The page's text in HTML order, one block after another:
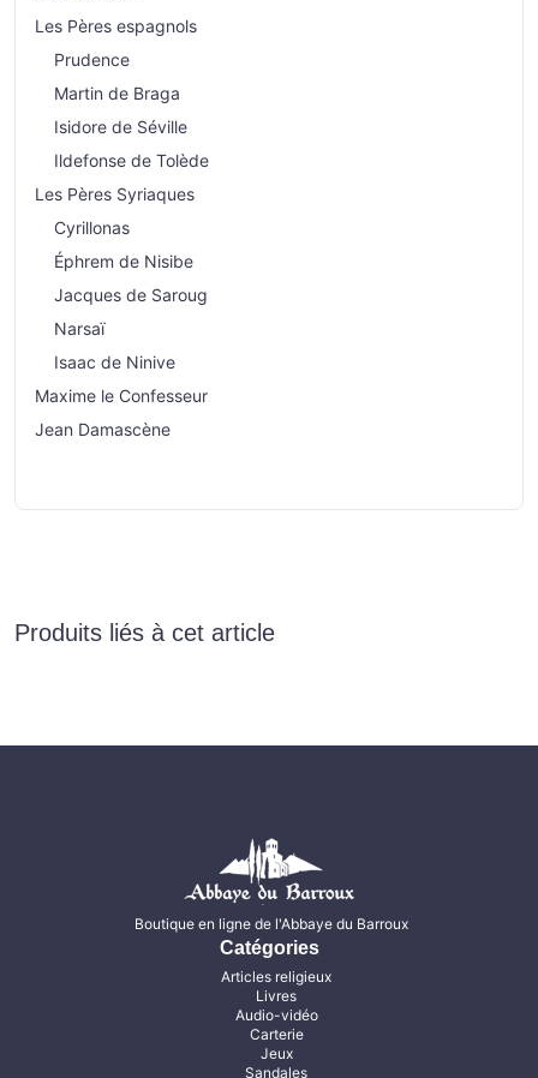
Les Pères espagnols
Prudence
Martin de Braga
Isidore de Séville
Ildefonse de Tolède
Les Pères Syriaques
Cyrillonas
Éphrem de Nisibe
Jacques de Saroug
Narsaï
Isaac de Ninive
Maxime le Confesseur
Jean Damascène
Produits liés à cet article
Boutique en ligne de l'Abbaye du Barroux
Catégories
Articles religieux
Livres
Audio-vidéo
Carterie
Jeux
Sandales